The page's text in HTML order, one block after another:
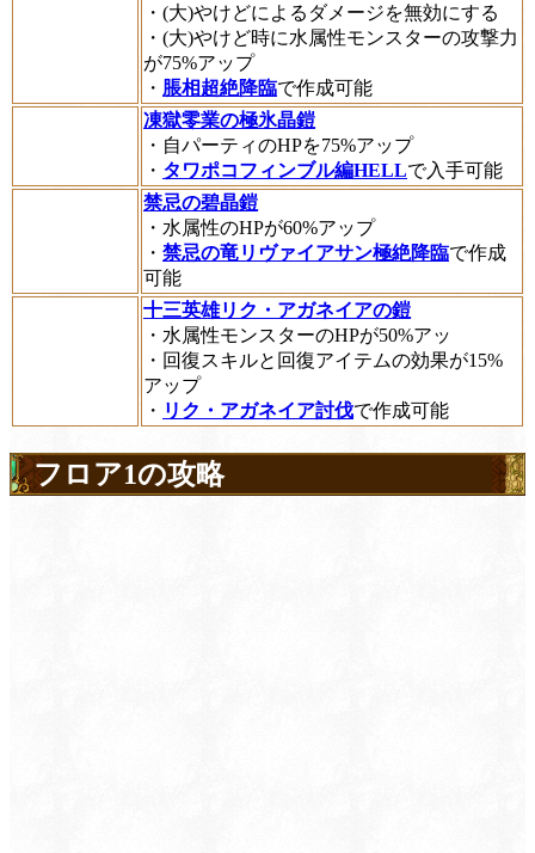
・(大)やけどによるダメージを無効にする
・(大)やけど時に水属性モンスターの攻撃力
が75%アップ
・ 脹相超絶降臨で作成可能
凍獄零業の極氷晶鎧
・自パーティのHPを75%アップ
・ タワポコフィンブル編HELLで入手可能
禁忌の碧晶鎧
・水属性のHPが60%アップ
・ 禁忌の竜リヴァイアサン極絶降臨で作成
可能
十三英雄リク・アガネイアの鎧
・水属性モンスターのHPが50%アッ
・回復スキルと回復アイテムの効果が15%
アップ
・ リク・アガネイア討伐で作成可能
フロア1の攻略